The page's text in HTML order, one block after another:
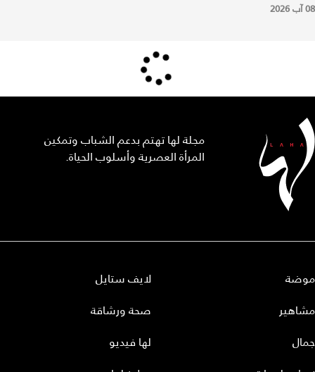
08 آب 2026
مجلة لها تهتم بدعم الشباب وتمكين
المرأة العصرية وأسلوب الحياة.
موضة
مشاهير
جمال
لايف ستايل
صحة ورشاقة
لها فيديو